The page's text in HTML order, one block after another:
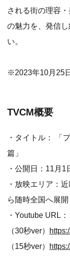
される街の理容
の魅力を、発信
い。
※2023年10月25
TVCM概要
・タイトル： 「
篇」
・公開日：11月1
・放映エリア：
ら随時全国へ展開
・Youtube URL：
（30秒ver）
（15秒ver）